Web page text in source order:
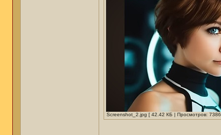
Screenshot_2.jpg [ 42.42 КБ | Просмотров: